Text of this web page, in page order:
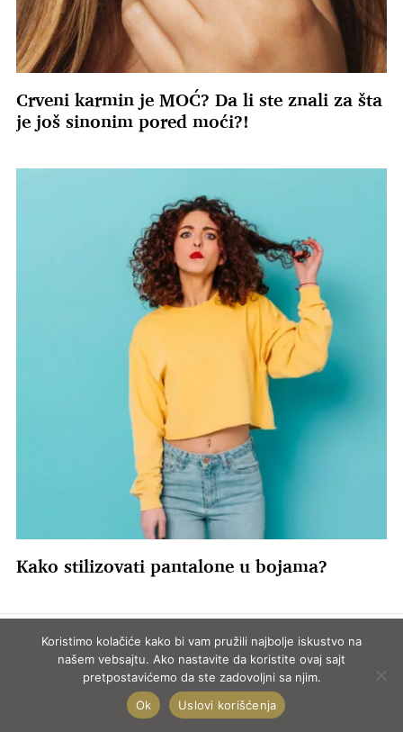
Crveni karmin je MOĆ? Da li ste znali za šta
je još sinonim pored moći?!
Kako stilizovati pantalone u bojama?
FITNESS I ISHRANA
Koristimo kolačiće kako bi vam pružili najbolje iskustvo na
našem vebsajtu. Ako nastavite da koristite ovaj sajt
pretpostavićemo da ste zadovoljni sa njim.
Ok
Uslovi korišćenja